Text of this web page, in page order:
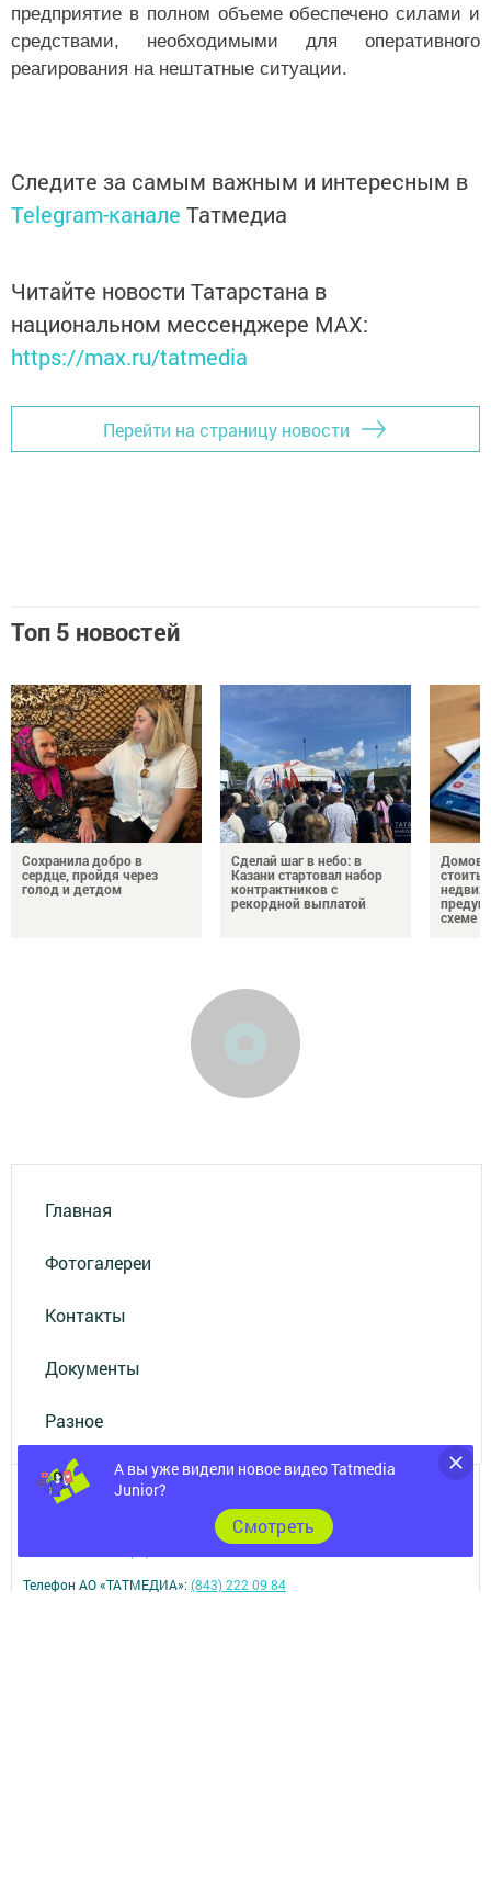
предприятие в полном объеме обеспечено силами и
средствами, необходимыми для оперативного
реагирования на нештатные ситуации.
Следите за самым важным и интересным в
Telegram-канале Татмедиа
Читайте новости Татарстана в
национальном мессенджере MАХ:
https://max.ru/tatmedia
Перейти на страницу новости
Топ 5 новостей
Сохранила добро в
сердце, пройдя через
голод и детдом
Сделай шаг в небо: в
Казани стартовал набор
контрактников с
рекордной выплатой
стоить
схеме
Главная
Фотогалереи
Контакты
Документы
Разное
А вы уже видели новое видео Tatmedia
Junior?
Cмотреть
Телефон АО «ТАТМЕДИА»:(843) 222 09 84